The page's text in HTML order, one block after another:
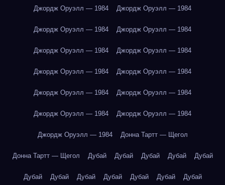
Джордж Оруэлл — 1984 Джордж Оруэлл — 1984
Джордж Оруэлл — 1984 Джордж Оруэлл — 1984
Джордж Оруэлл — 1984 Джордж Оруэлл — 1984
Джордж Оруэлл — 1984 Джордж Оруэлл — 1984
Джордж Оруэлл — 1984 Джордж Оруэлл — 1984
Джордж Оруэлл — 1984 Джордж Оруэлл — 1984
Джордж Оруэлл — 1984 Донна Тартт — Щегол
Донна Тартт — Щегол Дубай Дубай Дубай Дубай Дубай
Дубай Дубай Дубай Дубай Дубай Дубай Дубай